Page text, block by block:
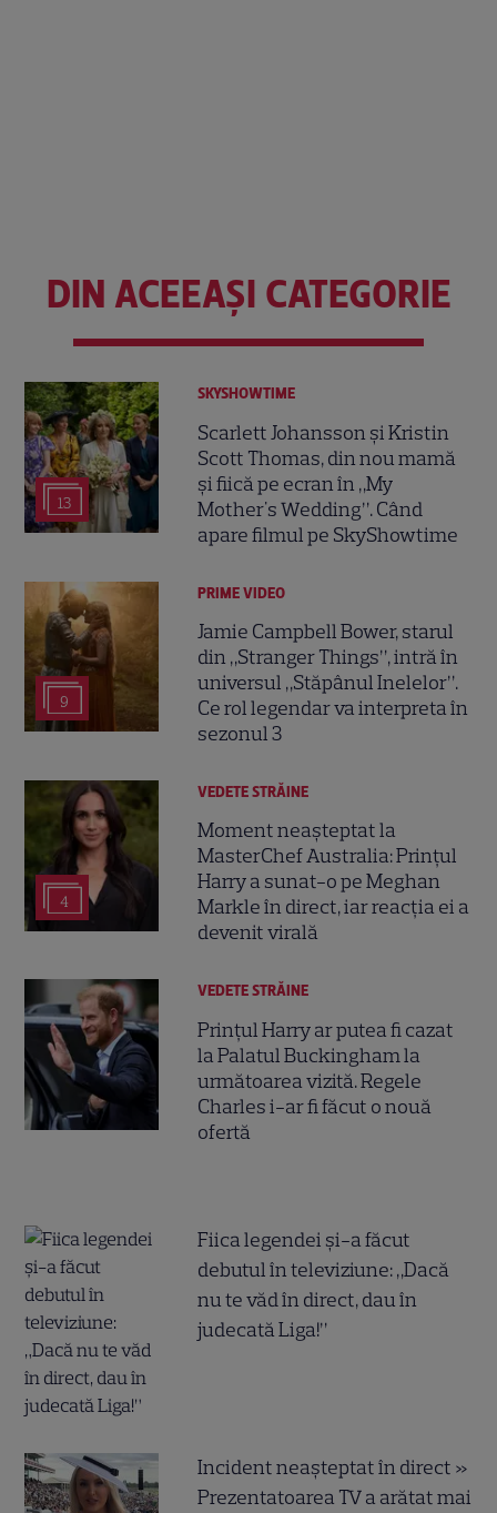
DIN ACEEAȘI CATEGORIE
13
SKYSHOWTIME
Scarlett Johansson și Kristin
Scott Thomas, din nou mamă
și fiică pe ecran în „My
Mother's Wedding”. Când
apare filmul pe SkyShowtime
9
PRIME VIDEO
Jamie Campbell Bower, starul
din „Stranger Things”, intră în
universul „Stăpânul Inelelor”.
Ce rol legendar va interpreta în
sezonul 3
4
VEDETE STRĂINE
Moment neașteptat la
MasterChef Australia: Prințul
Harry a sunat-o pe Meghan
Markle în direct, iar reacția ei a
devenit virală
VEDETE STRĂINE
Prințul Harry ar putea fi cazat
la Palatul Buckingham la
următoarea vizită. Regele
Charles i-ar fi făcut o nouă
ofertă
Fiica legendei și-a făcut
debutul în televiziune: „Dacă
nu te văd în direct, dau în
judecată Liga!”
Incident neașteptat în direct »
Prezentatoarea TV a arătat mai